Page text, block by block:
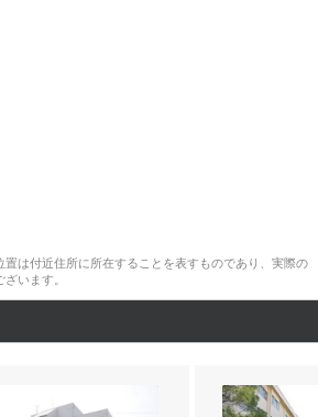
は付近住所に所在することを表すものであり、実際の
います。